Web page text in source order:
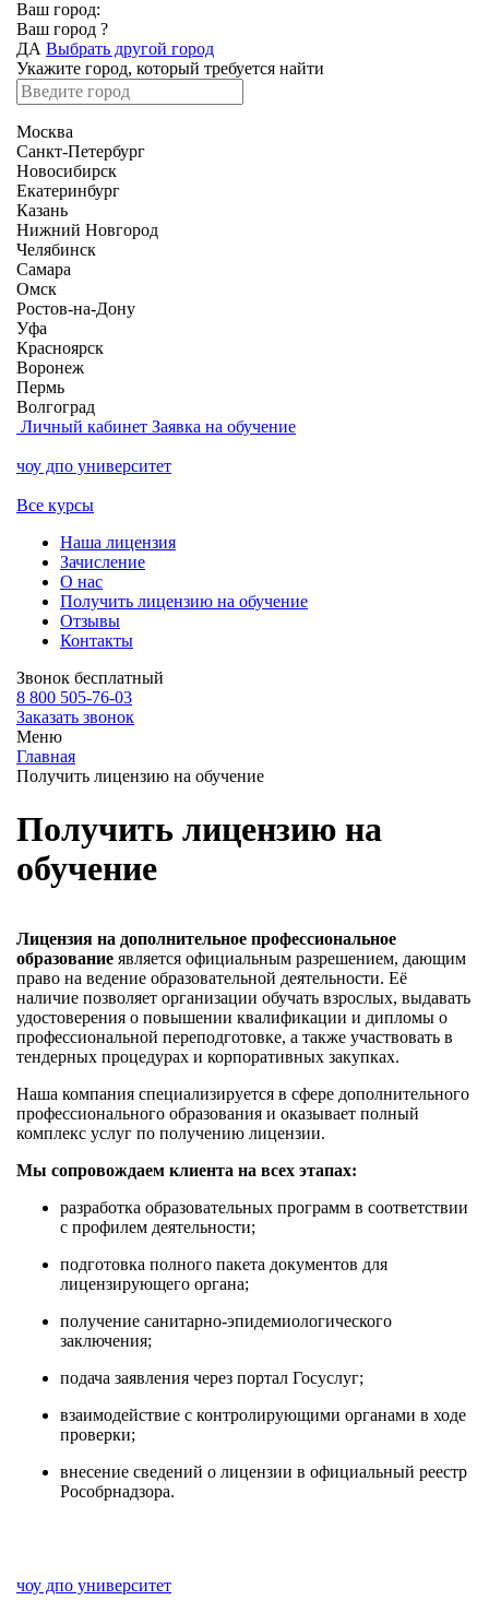
Ваш город:
Ваш город ?
ДА Выбрать другой город
Укажите город, который требуется найти
Москва
Санкт-Петербург
Новосибирск
Екатеринбург
Казань
Нижний Новгород
Челябинск
Самара
Омск
Ростов-на-Дону
Уфа
Красноярск
Воронеж
Пермь
Волгоград
Личный кабинет Заявка на обучение
чоу дпо университет
Все курсы
Наша лицензия
Зачисление
О нас
Получить лицензию на обучение
Отзывы
Контакты
Звонок бесплатный
8 800 505-76-03
Заказать звонок
Меню
Главная
Получить лицензию на обучение
Получить лицензию на
обучение
Лицензия на дополнительное профессиональное
образование является официальным разрешением, дающим
право на ведение образовательной деятельности. Её
наличие позволяет организации обучать взрослых, выдавать
удостоверения о повышении квалификации и дипломы о
профессиональной переподготовке, а также участвовать в
тендерных процедурах и корпоративных закупках.
Наша компания специализируется в сфере дополнительного
профессионального образования и оказывает полный
комплекс услуг по получению лицензии.
Мы сопровождаем клиента на всех этапах:
разработка образовательных программ в соответствии
с профилем деятельности;
подготовка полного пакета документов для
лицензирующего органа;
получение санитарно-эпидемиологического
заключения;
подача заявления через портал Госуслуг;
взаимодействие с контролирующими органами в ходе
проверки;
внесение сведений о лицензии в официальный реестр
Рособрнадзора.
чоу дпо университет